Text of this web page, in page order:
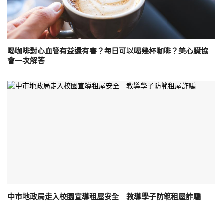
喝咖啡對心血管有益還有害？每日可以喝幾杯咖啡？美心臟協
會一次解答
中市地政局走入校園宣導租屋安全 教導學子防範租屋詐騙